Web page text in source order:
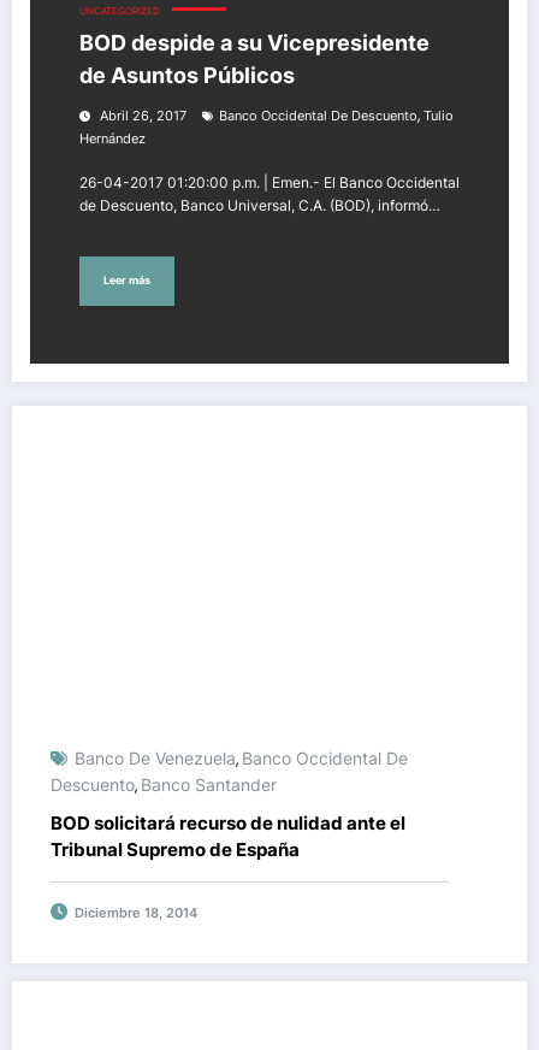
UNCATEGORIZED
BOD despide a su Vicepresidente
de Asuntos Públicos
Abril 26, 2017 Banco Occidental De Descuento, Tulio
Hernández
26-04-2017 01:20:00 p.m. | Emen.- El Banco Occidental
de Descuento, Banco Universal, C.A. (BOD), informó…
Leer más
Banco De Venezuela, Banco Occidental De
Descuento, Banco Santander
BOD solicitará recurso de nulidad ante el
Tribunal Supremo de España
Diciembre 18, 2014